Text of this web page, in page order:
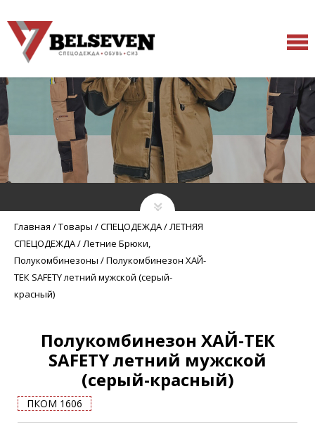
Главная /Товары /СПЕЦОДЕЖДА/ЛЕТНЯЯ
СПЕЦОДЕЖДА/Летние Брюки,
Полукомбинезоны /Полукомбинезон ХАЙ-
ТЕК SAFETY летний мужской (серый-
красный)
Полукомбинезон ХАЙ-ТЕК
SAFETY летний мужской
(серый-красный)
ПКОМ 1606